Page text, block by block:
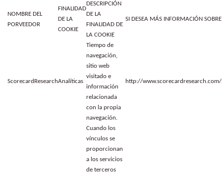
NOMBRE DEL
PORVEEDOR
FINALIDAD
DE LA
COOKIE
DESCRIPCIÓN
DE LA
FINALIDAD DE
LA COOKIE
SI DESEA MÁS INFORMACIÓN SOBRE
ScorecardResearchAnalíticas
Tiempo de
navegación,
sitio web
visitado e
información
relacionada
con la propia
navegación.
http://
Cuando los
vínculos se
proporcionan
a los servicios
de terceros